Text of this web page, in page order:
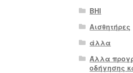
BHI
Αισθητήρες
άλλα
Άλλα
οδήγησης